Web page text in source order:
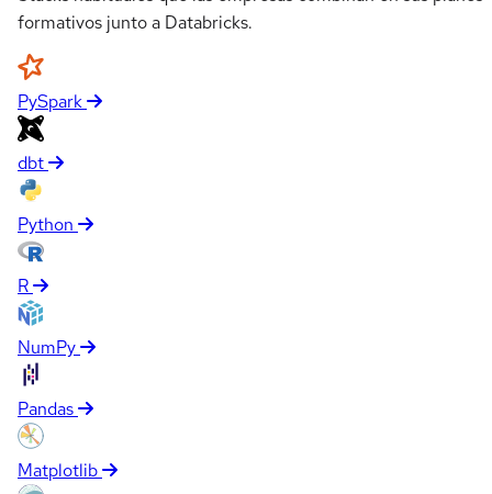
formativos junto a Databricks.
PySpark
dbt
Python
R
NumPy
Pandas
Matplotlib